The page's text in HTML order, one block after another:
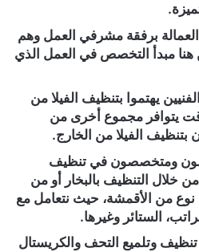
برفقة مشرفي العمل وهم
هنا مبدأ التخصص في العمل الذي
يهتموا بتنظيف الفيلا من
يتوافر مجموع أخرى من
بتنظيف الفيلا من الخارج.
ومتخصصون في تنظيف
خلال التنظيف بالبخار أو من
نوع من الأقمشة، حيث نتعامل مع
الستائر وغيرها.
وتلميع التحف والكريستال